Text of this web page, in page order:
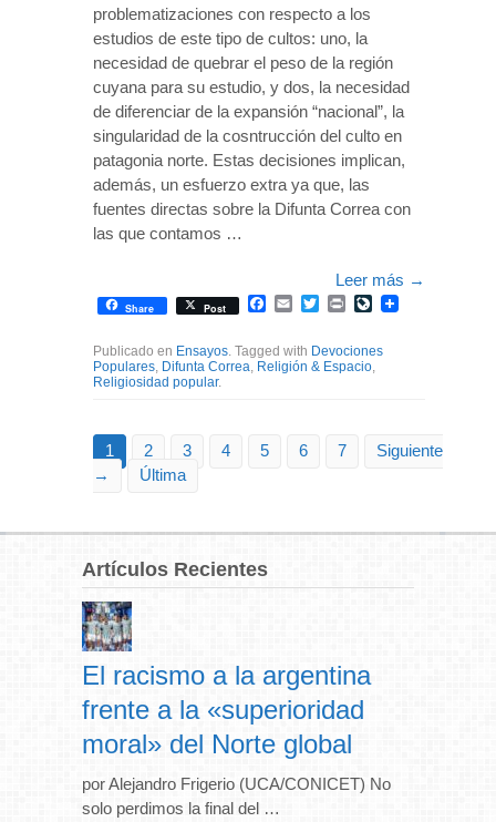
problematizaciones con respecto a los
estudios de este tipo de cultos: uno, la
necesidad de quebrar el peso de la región
cuyana para su estudio, y dos, la necesidad
de diferenciar de la expansión “nacional”, la
singularidad de la cosntrucción del culto en
patagonia norte. Estas decisiones implican,
además, un esfuerzo extra ya que, las
fuentes directas sobre la Difunta Correa con
las que contamos …
Leer más →
Share Post Facebook
EmailTwitterPrintLiveJournal
Publicado en Ensayos . Tagged with Devociones
Populares Difunta Correa Religión & Espacio
Religiosidad popular.
1 2 3 4 5 6 7
Siguiente
→
Última
Artículos Recientes
El racismo a la argentina
frente a la «superioridad
moral» del Norte global
por Alejandro Frigerio (UCA/CONICET) No
solo perdimos la final del …